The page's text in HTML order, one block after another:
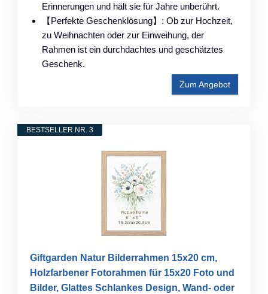
Erinnerungen und hält sie für Jahre unberührt.
【Perfekte Geschenklösung】: Ob zur Hochzeit,
zu Weihnachten oder zur Einweihung, der
Rahmen ist ein durchdachtes und geschätztes
Geschenk.
Zum Angebot
BESTSELLER NR. 3
Giftgarden Natur Bilderrahmen 15x20 cm,
Holzfarbener Fotorahmen für 15x20 Foto und
Bilder, Glattes Schlankes Design, Wand- oder